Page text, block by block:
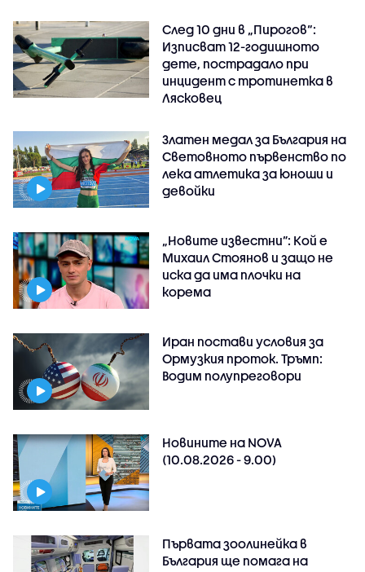
След 10 дни в „Пирогов“:
Изписват 12-годишното
дете, пострадало при
инцидент с тротинетка в
Лясковец
Златен медал за България на
Световното първенство по
лека атлетика за юноши и
девойки
„Новите известни”: Кой е
Михаил Стоянов и защо не
иска да има плочки на
корема
Иран постави условия за
Ормузкия проток. Тръмп:
Водим полупреговори
Новините на NOVA
(10.08.2026 - 9.00)
Първата зоолинейка в
България ще помага на